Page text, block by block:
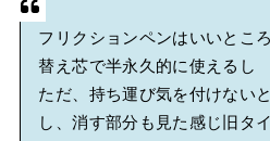
フリクションペンはいいとこ
替え芯で半永久的に使えるし
ただ、持ち運び気を付けない
し、消す部分も見た感じ旧タ